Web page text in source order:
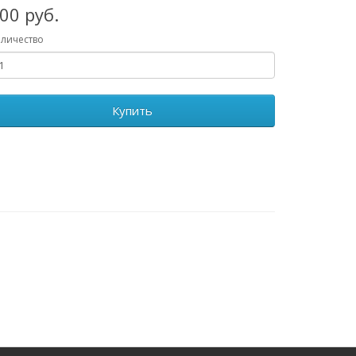
руб.
Купить